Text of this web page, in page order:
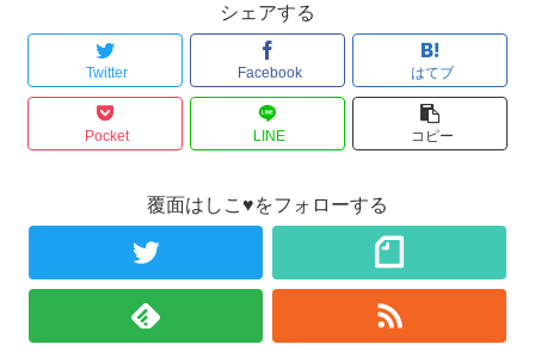
シェアする
Twitter Facebook はてブ
Pocket LINE コピー
覆面はしこ♥をフォローする